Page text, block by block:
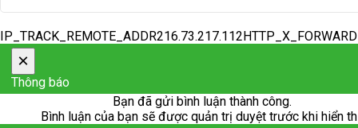
×
Thông báo
Bạn đã gửi bình luận thành công.
Bình luận của bạn sẽ được quản trị duyệt trước khi hiển